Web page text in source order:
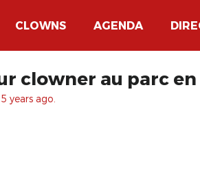
CLOWNS AGENDA
clowner au parc
years ago.